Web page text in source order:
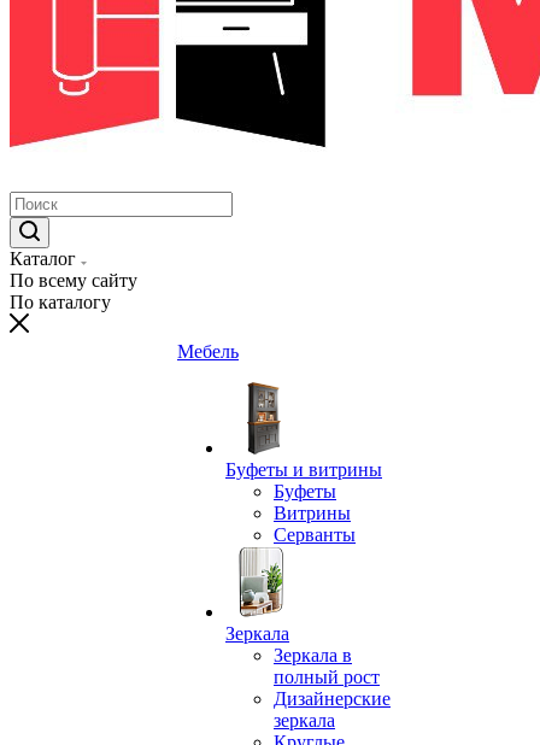
Каталог
По всему сайту
По каталогу
Мебель
Буфеты и витрины
Буфеты
Витрины
Серванты
Зеркала
Зеркала в
полный рост
Дизайнерские
зеркала